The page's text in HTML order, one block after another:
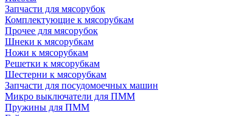
Запчасти для мясорубок
Комплектующие к мясорубкам
Прочее для мясорубок
Шнеки к мясорубкам
Ножи к мясорубкам
Решетки к мясорубкам
Шестерни к мясорубкам
Запчасти для посудомоечных машин
Микро выключатели для ПММ
Пружины для ПММ